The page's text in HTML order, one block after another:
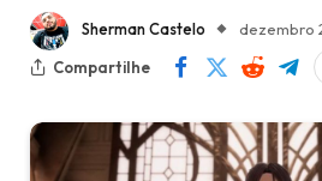
Sherman Castelo dezembro
Compartilhe